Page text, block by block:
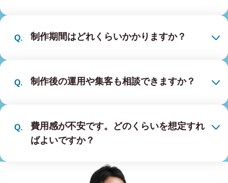
制作期間はどれくらいかかりますか？
制作後の運用や集客も相談できますか？
費用感が不安です。どのくらいを想定すれ
ばよいですか？